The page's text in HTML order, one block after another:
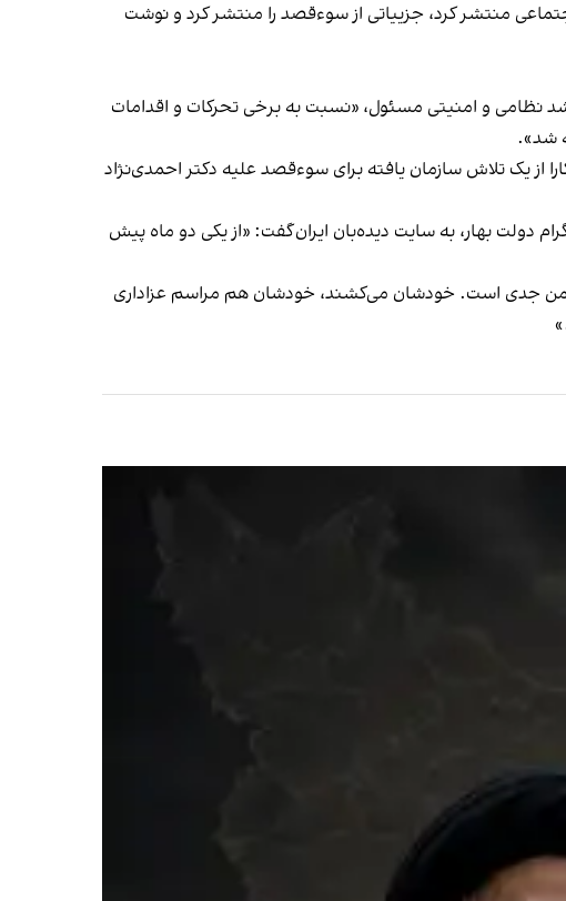
منتشر کرد، جزیياتی از سوءقصد را منتشر کرد و نوشت
نظامی و امنیتی مسئول، «نسبت به برخی تحرکات و اقدامات
شد».
از یک تلاش سازمان یافته برای سوءقصد علیه دکتر احمدی‌نژاد
گفت: «از یکی دو ماه پیش
من جدی است. خودشان می‌کشند، خودشان هم مراسم عزاداری